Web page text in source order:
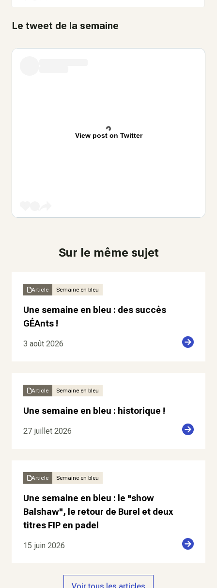
Le tweet de la semaine
View post on Twitter
Sur le même sujet
Article Semaine en bleu
Une semaine en bleu : des succès
GÉAnts !
3 août 2026
Article Semaine en bleu
Une semaine en bleu : historique !
27 juillet 2026
Article Semaine en bleu
Une semaine en bleu : le "show
Balshaw", le retour de Burel et deux
titres FIP en padel
15 juin 2026